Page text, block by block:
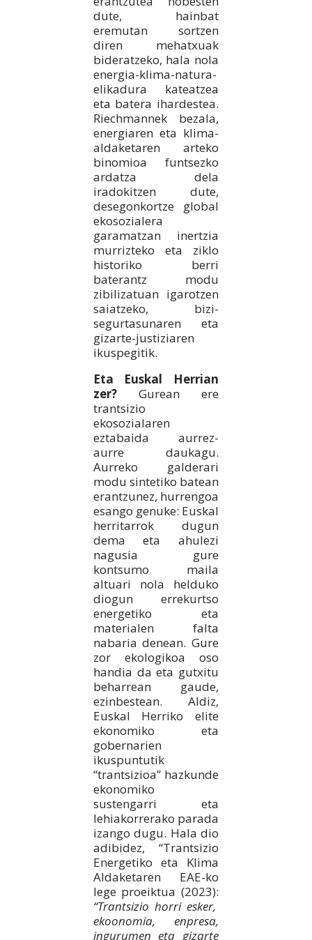
dute, hainbat
eremutan sortzen
diren mehatxuak
bideratzeko, hala nola
energia-klima-natura-
elikadura kateatzea
eta batera ihardestea.
Riechmannek bezala,
energiaren eta klima-
aldaketaren arteko
binomioa funtsezko
ardatza dela
iradokitzen dute,
desegonkortze global
ekosozialera
garamatzan inertzia
murrizteko eta ziklo
historiko berri
baterantz modu
zibilizatuan igarotzen
saiatzeko, bizi-
segurtasunaren eta
gizarte-justiziaren
ikuspegitik.
Eta Euskal Herrian
zer?Gurean ere
trantsizio
ekosozialaren
eztabaida aurrez-
aurre daukagu.
Aurreko galderari
modu sintetiko batean
erantzunez, hurrengoa
esango genuke: Euskal
herritarrok dugun
dema eta ahulezi
nagusia gure
kontsumo maila
altuari nola helduko
diogun errekurtso
energetiko eta
materialen falta
nabaria denean. Gure
zor ekologikoa oso
handia da eta gutxitu
beharrean gaude,
ezinbestean. Aldiz,
Euskal Herriko elite
ekonomiko eta
gobernarien
ikuspuntutik
“trantsizioa” hazkunde
ekonomiko
sustengarri eta
lehiakorrerako parada
izango dugu. Hala dio
adibidez, “Trantsizio
Energetiko eta Klima
Aldaketaren EAE-ko
lege proeiktua (2023):
“Trantsizio horri esker,
ekoonomia, enpresa,
ingurumen eta gizarte